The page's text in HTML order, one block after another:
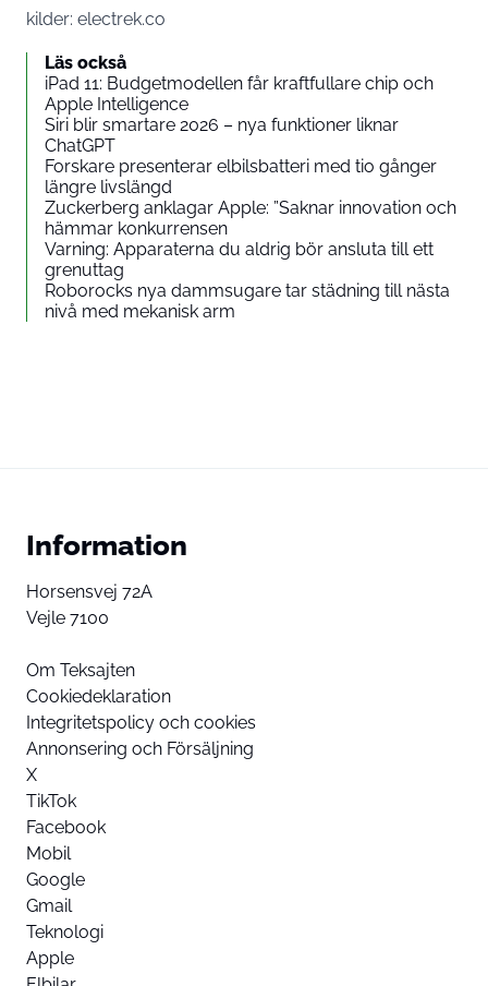
kilder: electrek.co
Läs också
iPad 11: Budgetmodellen får kraftfullare chip och
Apple Intelligence
Siri blir smartare 2026 – nya funktioner liknar
ChatGPT
Forskare presenterar elbilsbatteri med tio gånger
längre livslängd
Zuckerberg anklagar Apple: ”Saknar innovation och
hämmar konkurrensen
Varning: Apparaterna du aldrig bör ansluta till ett
grenuttag
Roborocks nya dammsugare tar städning till nästa
nivå med mekanisk arm
Information
Horsensvej 72A
Vejle 7100
Om Teksajten
Cookiedeklaration
Integritetspolicy och cookies
Annonsering och Försäljning
X
TikTok
Facebook
Mobil
Google
Gmail
Teknologi
Apple